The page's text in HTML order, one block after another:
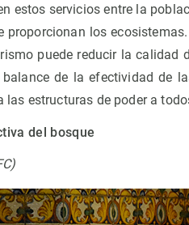
estos servicios entre la
proporcionan los
puede reducir la calidad
de la efectividad de
las estructuras de poder a
del bosque